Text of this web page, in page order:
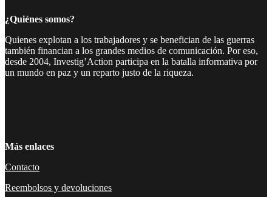
¿Quiénes somos?
Quienes explotan a los trabajadores y se benefician de las guerras
también financian a los grandes medios de comunicación. Por eso,
desde 2004, Investig’Action participa en la batalla informativa por
un mundo en paz y un reparto justo de la riqueza.
Más enlaces
Contacto
Reembolsos y devoluciones